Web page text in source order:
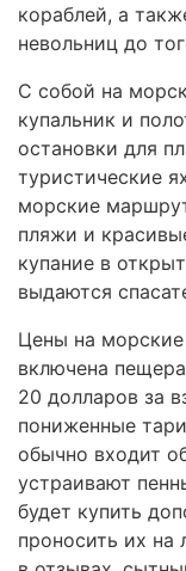
кораблей, а
невольниц до
С собой на
купальник и
остановки для
туристические
морские
пляжи и
купание в
выдаются
Цены на
включена
20 долларов за
пониженные
обычно входит
устраивают
будет купить
проносить их на